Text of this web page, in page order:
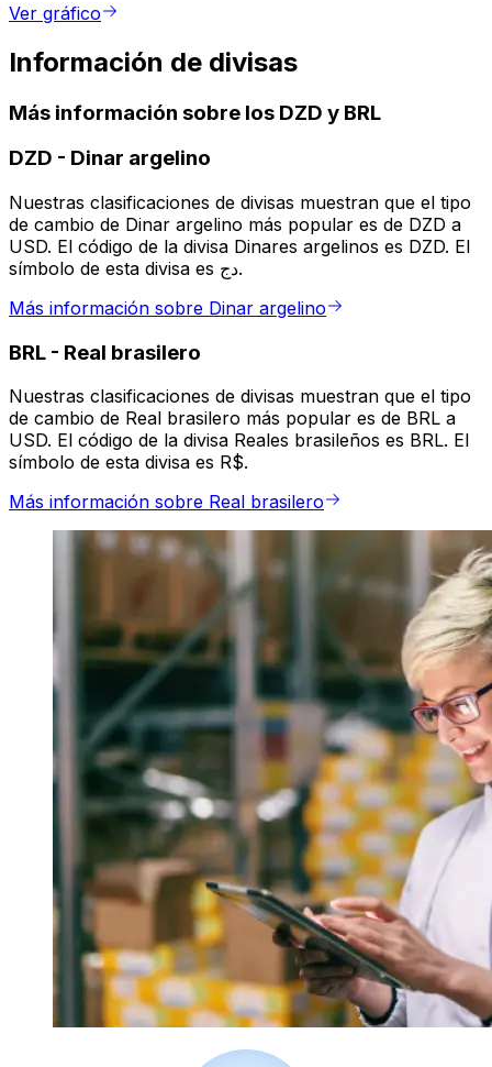
Ver gráfico
Información de divisas
Más información sobre los DZD y BRL
DZD - Dinar argelino
Nuestras clasificaciones de divisas muestran que el tipo
de cambio de Dinar argelino más popular es de DZD a
USD. El código de la divisa Dinares argelinos es DZD. El
símbolo de esta divisa es دج.
Más información sobre Dinar argelino
BRL - Real brasilero
Nuestras clasificaciones de divisas muestran que el tipo
de cambio de Real brasilero más popular es de BRL a
USD. El código de la divisa Reales brasileños es BRL. El
símbolo de esta divisa es R$.
Más información sobre Real brasilero